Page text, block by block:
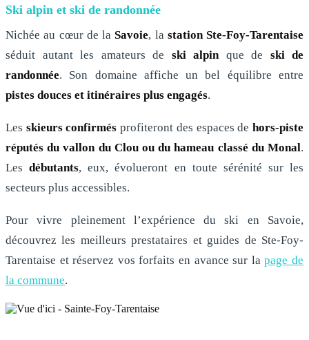
Ski alpin et ski de randonnée
Nichée au cœur de la Savoie, la station Ste-Foy-Tarentaise
séduit autant les amateurs de ski alpinque de ski de
randonnée. Son domaine affiche un bel équilibre entre
pistes douces et itinéraires plus engagés.
Les skieurs confirmés profiteront des espaces dehors-piste
réputés du vallon du Clou ou du hameau classé du Monal.
Lesdébutants, eux, évolueront en toute sérénité sur les
secteurs plus accessibles.
Pour vivre pleinement l’expérience du ski en Savoie,
découvrez les meilleurs prestataires et guides de Ste-Foy-
Tarentaise et réservez vos forfaits en avance sur lapage de
la commune.